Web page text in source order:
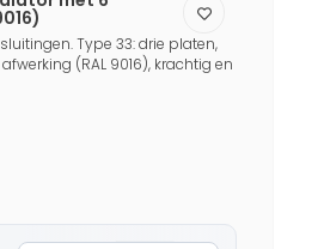
Type 33: drie platen,
(RAL 9016), krachtig en